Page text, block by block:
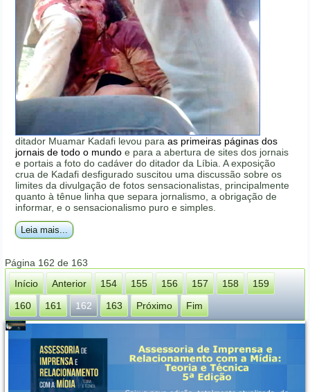
ditador Muamar Kadafi levou paraas primeiras páginas dos
jornais de todo o mundo e para a abertura de sites dos jornais
e portais a foto do cadáver do ditador da Líbia. A exposição
crua de Kadafi desfigurado suscitou uma discussão sobre os
limites da divulgação de fotos sensacionalistas, principalmente
quanto à tênue linha que separa jornalismo, a obrigação de
informar, e o sensacionalismo puro e simples.
Leia mais...
Página 162 de 163
Início
Anterior 154 155 156 157 158
159
160
161 162 163 Próximo Fim